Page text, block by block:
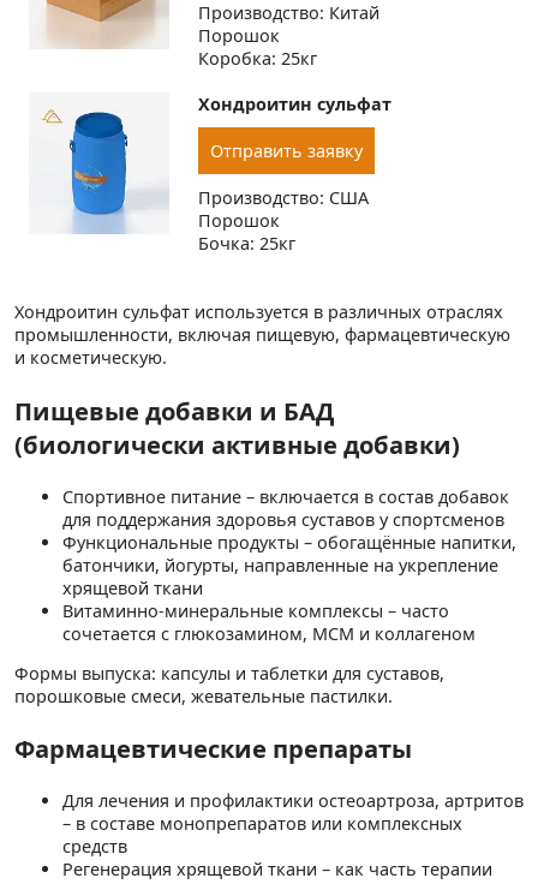
Производство: Китай
Порошок
Коробка: 25кг
Хондроитин сульфат
Отправить заявку
Производство: США
Порошок
Бочка: 25кг
Хондроитин сульфат используется в различных отраслях
промышленности, включая пищевую, фармацевтическую
и косметическую.
Пищевые добавки и БАД
(биологически активные добавки)
Спортивное питание – включается в состав добавок
для поддержания здоровья суставов у спортсменов
Функциональные продукты – обогащённые напитки,
батончики, йогурты, направленные на укрепление
хрящевой ткани
Витаминно-минеральные комплексы – часто
сочетается с глюкозамином, МСМ и коллагеном
Формы выпуска: капсулы и таблетки для суставов,
порошковые смеси, жевательные пастилки.
Фармацевтические препараты
Для лечения и профилактики остеоартроза, артритов
– в составе монопрепаратов или комплексных
средств
Регенерация хрящевой ткани – как часть терапии